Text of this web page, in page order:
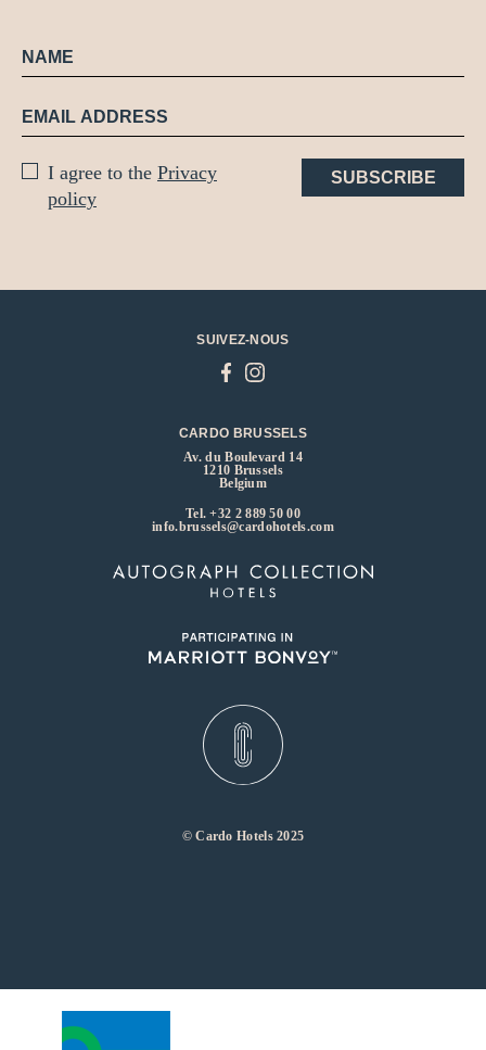
I agree to the Privacy
policy
SUBSCRIBE
SUIVEZ-NOUS
CARDO BRUSSELS
Av. du Boulevard 14
1210 Brussels
Belgium
Tel.+32 2 889 50 00
info.brussels@cardohotels.com
© Cardo Hotels 2025